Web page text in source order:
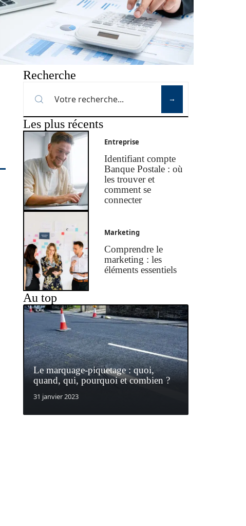
Recherche
Les plus récents
Entreprise
Identifiant compte
Banque Postale : où
les trouver et
comment se
connecter
Marketing
Comprendre le
marketing : les
éléments essentiels
Au top
Le marquage-piquetage : quoi,
quand, qui, pourquoi et combien ?
31 janvier 2023